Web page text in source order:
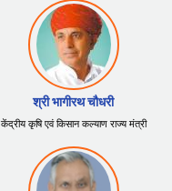
श्री भागीरथ चौधरी
केंद्रीय कृषि एवं किसान कल्याण राज्य मंत्री